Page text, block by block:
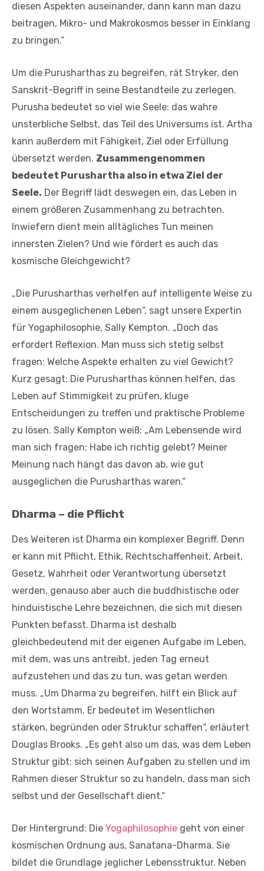
diesen Aspekten auseinander, dann kann man dazu
beitragen, Mikro- und Makrokosmos besser in Einklang
zu bringen.“
Um die Purusharthas zu begreifen, rät Stryker, den
Sanskrit-Begriff in seine Bestandteile zu zerlegen.
Purusha bedeutet so viel wie Seele: das wahre
unsterbliche Selbst, das Teil des Universums ist. Artha
kann außerdem mit Fähigkeit, Ziel oder Erfüllung
übersetzt werden. Zusammengenommen
bedeutet Purushartha also in etwa Ziel der
Seele. Der Begriff lädt deswegen ein, das Leben in
einem größeren Zusammenhang zu betrachten.
Inwiefern dient mein alltägliches Tun meinen
innersten Zielen? Und wie fördert es auch das
kosmische Gleichgewicht?
„Die Purusharthas verhelfen auf intelligente Weise zu
einem ausgeglichenen Leben“, sagt unsere Expertin
für Yogaphilosophie, Sally Kempton. „Doch das
erfordert Reflexion. Man muss sich stetig selbst
fragen: Welche Aspekte erhalten zu viel Gewicht?
Kurz gesagt: Die Purusharthas können helfen, das
Leben auf Stimmigkeit zu prüfen, kluge
Entscheidungen zu treffen und praktische Probleme
zu lösen. Sally Kempton weiß: „Am Lebensende wird
man sich fragen: Habe ich richtig gelebt? Meiner
Meinung nach hängt das davon ab, wie gut
ausgeglichen die Purusharthas waren.“
Dharma – die Pflicht
Des Weiteren ist Dharma ein komplexer Begriff. Denn
er kann mit Pflicht, Ethik, Rechtschaffenheit, Arbeit,
Gesetz, Wahrheit oder Verantwortung übersetzt
werden, genauso aber auch die buddhistische oder
hinduistische Lehre bezeichnen, die sich mit diesen
Punkten befasst. Dharma ist deshalb
gleichbedeutend mit der eigenen Aufgabe im Leben,
mit dem, was uns antreibt, jeden Tag erneut
aufzustehen und das zu tun, was getan werden
muss. „Um Dharma zu begreifen, hilft ein Blick auf
den Wortstamm. Er bedeutet im Wesentlichen
stärken, begründen oder Struktur schaffen“, erläutert
Douglas Brooks. „Es geht also um das, was dem Leben
Struktur gibt: sich seinen Aufgaben zu stellen und im
Rahmen dieser Struktur so zu handeln, dass man sich
selbst und der Gesellschaft dient.“
Der Hintergrund: Die Yogaphilosophie geht von einer
kosmischen Ordnung aus, Sanatana-Dharma. Sie
bildet die Grundlage jeglicher Lebensstruktur. Neben